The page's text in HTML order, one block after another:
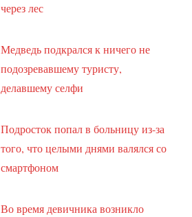
через лес
Медведь подкрался к ничего не
подозревавшему туристу,
делавшему селфи
Подросток попал в больницу из-за
того, что целыми днями валялся со
смартфоном
Во время девичника возникло